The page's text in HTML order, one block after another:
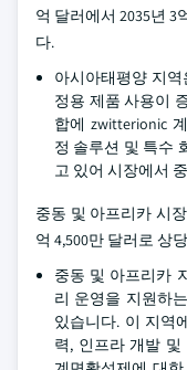
억 달러에서 2035년 3
다.
아시아태평양 지
정용 제품 사용이
합에 zwitterionic
정 솔루션 및 특수
고 있어 시장에서
중동 및 아프리카 시
억 4,500만 달러로 상
중동 및 아프리카
리 운영을 지원하
있습니다. 이 지역
력, 인프라 개발